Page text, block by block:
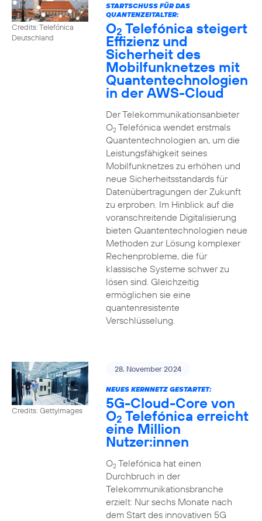
Credits: Telefónica
Deutschland
STARTSCHUSS FÜR DAS
QUANTENZEITALTER:
O2 Telefónica steigert
Effizienz und
Sicherheit des
Mobilfunknetzes mit
Quantentechnologien
in der AWS-Cloud
Der Telekommunikationsanbieter
O2Telefónica wendet erstmals
Quantentechnologien an, um die
Leistungsfähigkeit seines
Mobilfunknetzes zu erhöhen und
neue Sicherheitsstandards für
Datenübertragungen der Zukunft
zu erproben. Im Hinblick auf die
voranschreitende Digitalisierung
bieten Quantentechnologien neue
Methoden zur Lösung komplexer
Rechenprobleme, die für
klassische Systeme schwer zu
lösen sind. Gleichzeitig
ermöglichen sie eine
quantenresistente
Verschlüsselung.
Credits: Gettyimages
28. November 2024
NEUES KERNNETZ GESTARTET:
5G-Cloud-Core von
O2 Telefónica erreicht
eine Million
Nutzer:innen
O2Telefónica hat einen
Durchbruch in der
Telekommunikationsbranche
erzielt: Nur sechs Monate nach
dem Start des innovativen 5G